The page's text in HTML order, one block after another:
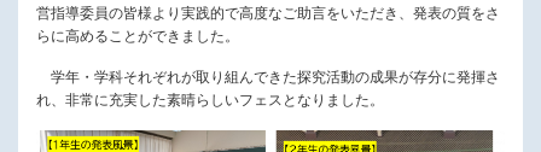
営指導委員の皆様より実践的で高度なご助言をいただき、発表の質をさ
らに高めることができました。
学年・学科それぞれが取り組んできた探究活動の成果が存分に発揮さ
れ、非常に充実した素晴らしいフェスとなりました。